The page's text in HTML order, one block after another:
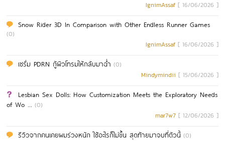
IgnimAssaf [ 16/06/2026 ]
Snow Rider 3D In Comparison with Other Endless Runner Games
(0)
IgnimAssaf [ 16/06/2026 ]
เซรั่ม PDRN กู้ผิวโทรมให้กลับมาฉ่ำ (0)
Mindymindii [ 15/06/2026 ]
Lesbian Sex Dolls: How Customization Meets the Exploratory Needs
of Wo ... (0)
mar7w7 [ 12/06/2026 ]
รีวิวจากคนเคยผมร่วงหนัก ใช้อะไรก็ไม่ขึ้น สุดท้ายมาจบที่ตัวนี้ (0)